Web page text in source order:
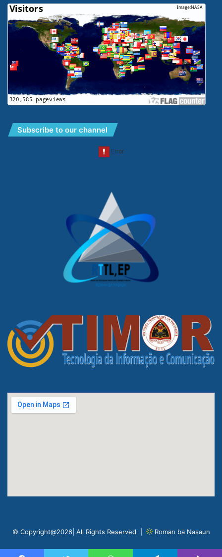
Subscribe to our channel
© Copyright@2026| All Rights Reserved | Roman ba Nasaun